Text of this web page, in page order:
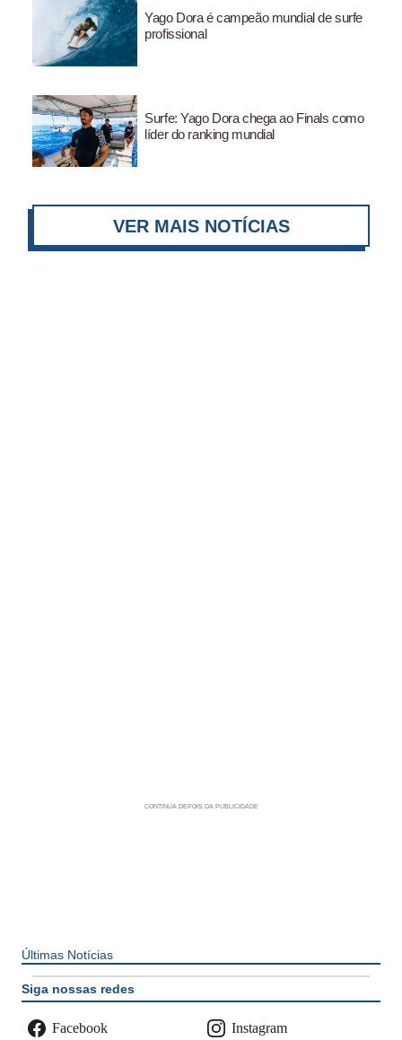
Yago Dora é campeão mundial de surfe
profissional
Surfe: Yago Dora chega ao Finals como
líder do ranking mundial
VER MAIS NOTÍCIAS
Últimas Notícias
Siga nossas redes
Facebook Instagram